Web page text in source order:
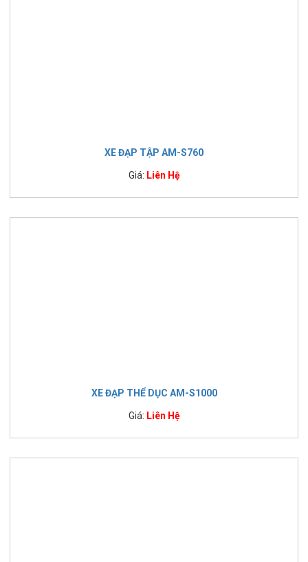
XE ĐẠP TẬP AM-S760
Giá: Liên Hệ
XE ĐẠP THỂ DỤC AM-S1000
Giá: Liên Hệ